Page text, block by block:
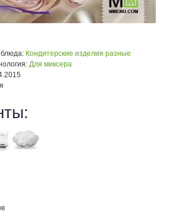
Кондитерские изделия разные
Для миксера